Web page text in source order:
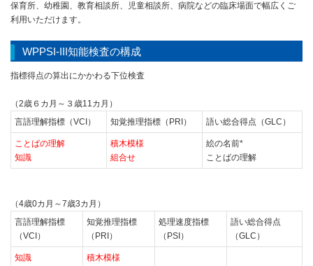
保育所、幼稚園、教育相談所、児童相談所、病院などの臨床場面で幅広くご
利用いただけます。
WPPSI-III知能検査の構成
指標得点の算出にかかわる下位検査
（2歳６カ月～３歳11カ月）
言語理解指標（VCI）
知覚推理指標（PRI） 語い総合得点（GLC）
ことばの理解
知識
積木模様
組合せ
絵の名前*
ことばの理解
（4歳0カ月～7歳3カ月）
言語理解指標
（VCI）
知覚推理指標
（PRI）
処理速度指標
（PSI）
語い総合得点
（GLC）
知識
積木模様